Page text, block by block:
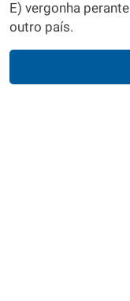
E) vergonha
outro país.